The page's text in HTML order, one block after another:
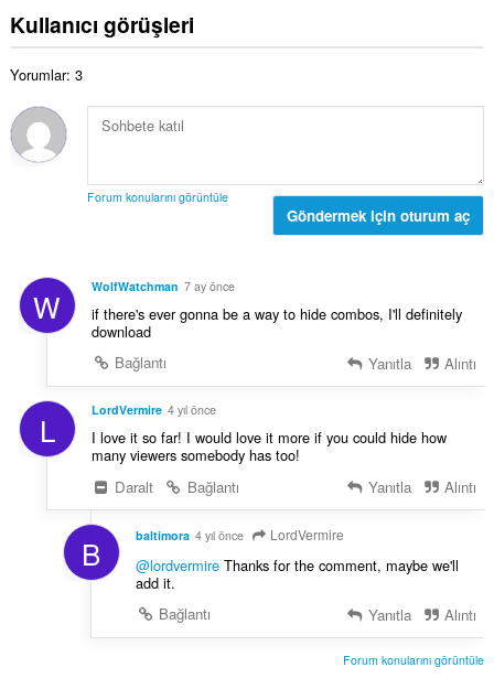
s
ı
y
s
ı
s
p
l
o
y
y
:
Kullanıcı görüşleri
Yorumlar: 3
Forum konularını görüntüle
Göndermek için oturum aç
W WolfWatchman 7 ay önce
if there's ever gonna be a way to hide combos, I'll definitely
download
Bağlantı
Yanıtla Alıntı
L LordVermire 4 yıl önce
I love it so far! I would love it more if you could hide how
many viewers somebody has too!
Daralt
Bağlantı Yanıtla Alıntı
B baltimora 4 yıl önce LordVermire
@lordvermireThanks for the comment, maybe we'll
add it.
Bağlantı
Yanıtla Alıntı
Forum konularını görüntüle